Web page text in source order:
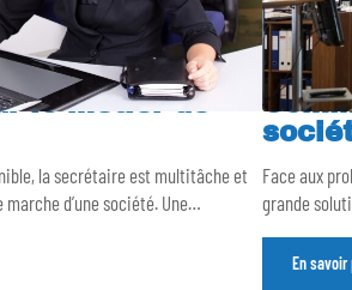
le métier de
la secrétaire est multitâche et
d’une société. Une…
Face aux
grande
En savoir